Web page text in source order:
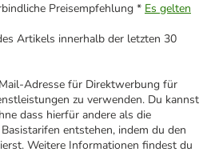
Preisempfehlung * Es gelten
Artikels innerhalb der letzten 30
Adresse für Direktwerbung für
zu verwenden. Du kannst
dass hierfür andere als die
entstehen, indem du den
Weitere Informationen findest du